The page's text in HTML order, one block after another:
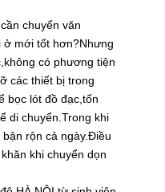
chuyển văn
ở mới tốt hơn?Nhưng
có phương tiện
các thiết bị trong
bọc lót đồ đạc,tốn
di chuyển.Trong khi
rộn cả ngày.Điều
khi chuyển dọn